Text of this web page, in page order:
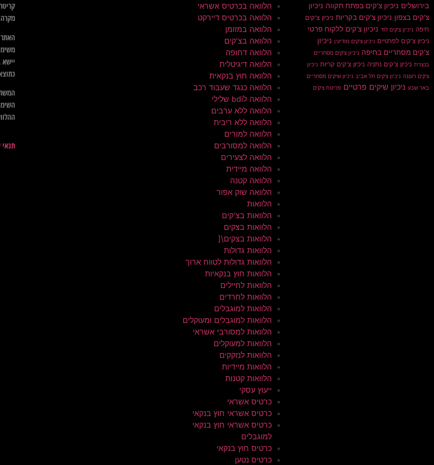
בירושלים ניכיון צ'קים בפתח תקווה ניכיון
צ'קים בצפון ניכיון צ'קים בקריות ניכיון צ'קים
חיפה ניכיון צ'קים לוד ניכיון צ'קים ללקוח פרטי
ניכיון צ'קים לפרטיים ניכיון צ'קים מודיעין ניכיון
צ'קים מסחריים בחיפה ניכיון צ'קים מסחריים
בנצרת ניכיון צ'קים נתניה ניכיון צ'קים קריות ניכיון
צ'קים רעננה ניכיון צ'קים תל אביב ניכיון שיקים מסחריים
באר שבע ניכיון שיקים פרטיים פריטת צ'קים
הלוואה בכרטיס אשראי
הלוואה בכרטיס דיירקט
הלוואה במזומן
הלוואה בצ'קים
הלוואה דחופה
הלוואה דיגיטלית
הלוואה חוץ בנקאית
הלוואה כנגד שעבוד רכב
הלוואה לbdi שלילי
הלוואה ללא ערבים
הלוואה ללא ריבית
הלוואה למורים
הלוואה למסורבים
הלוואה לצעירים
הלוואה מיידית
הלוואה קטנה
הלוואה שוק אפור
הלוואות
הלוואות בצ'קים
הלוואות בצקים
הלוואות בצקים\[
הלוואות גדולות
הלוואות גדולות לטווח ארוך
הלוואות חוץ בנקאיות
הלוואות לחיילים
הלוואות לחרדים
הלוואות למוגבלים
הלוואות למוגבלים ומעוקלים
הלוואות למסורבי אשראי
הלוואות למעוקלים
הלוואות לנזקקים
הלוואות מיידיות
הלוואות קטנות
ייעוץ עסקי
כרטיס אשראי
כרטיס אשראי חוץ בנקאי
כרטיס אשראי חוץ בנקאי
למוגבלים
כרטיס חוץ בנקאי
כרטיס נטען
מקרה
האתר